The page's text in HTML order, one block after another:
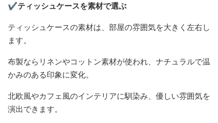
✔️ティッシュケースを素材で選ぶ
ティッシュケースの素材は、部屋の雰囲気を大きく左右し
ます。
布製ならリネンやコットン素材が使われ、ナチュラルで温
かみのある印象に変化。
北欧風やカフェ風のインテリアに馴染み、優しい雰囲気を
演出できます。